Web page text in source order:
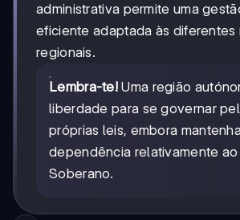
administrativa permite uma
eficiente adaptada às diferentes
regionais.
Lembra-te! Uma região
liberdade para se governar
próprias leis, embora
dependência relativamente
Soberano.